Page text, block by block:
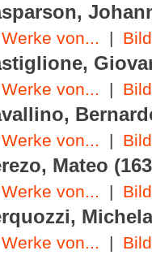
Werke von... |
Werke von... |
Werke von... |
Mateo
Werke von... |
Werke von... |